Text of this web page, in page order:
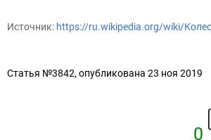
Источник: https://ru.wikipedia.org/wiki/
Статья №3842, опубликована 23 ноя 2019
0